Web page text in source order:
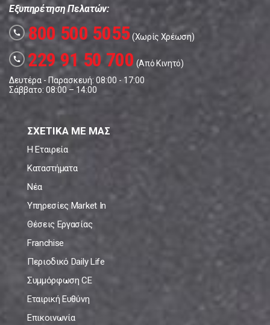
Εξυπηρέτηση Πελατών:
call 800 500 5055(Χωρίς Χρέωση)
call 229 91 50 700 (Από Κινητό)
Δευτέρα - Παρασκευή: 08:00 - 17:00
Σάββατο: 08:00 – 14:00
ΣΧΕΤΙΚΑ ΜΕ ΜΑΣ
Η Εταιρεία
Καταστήματα
Νέα
Υπηρεσίες Market In
Θέσεις Εργασίας
Franchise
Περιοδικό Daily Life
Συμμόρφωση CE
Εταιρική Ευθύνη
Επικοινωνία